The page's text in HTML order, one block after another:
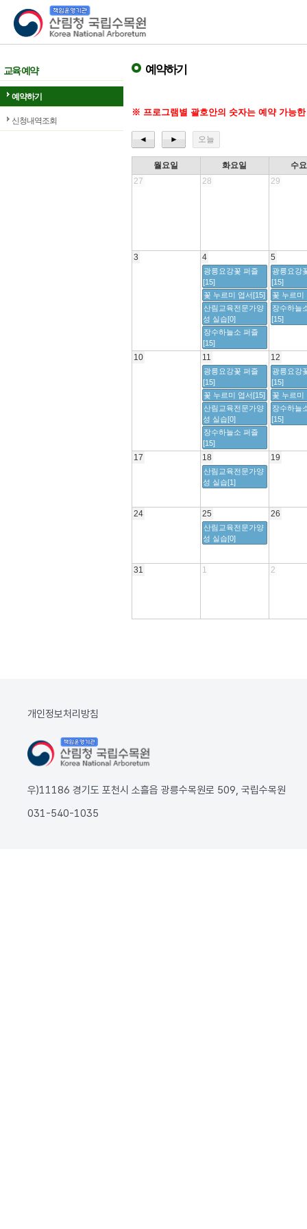
산림청 국립수목원
교육 예약
예약하기
신청내역조회
예약하기
※ 프로그램별 괄호안의 숫자는 예약 가능
◄ ► 오늘
월요일 화요일
수
27
28 29
3 4 5
10 11 12
17 18 19
24 25 26
31 1 2
광릉요강꽃 퍼즐
[15]
광릉요강
[15]
꽃 누르미 엽서[15]
꽃 누르미
산림교육전문가양
성 실습[0]
장수하늘
[15]
장수하늘소 퍼즐
[15]
광릉요강꽃 퍼즐
[15]
광릉요강
[15]
꽃 누르미 엽서[15]
꽃 누르미
산림교육전문가양
성 실습[0]
장수하늘
[15]
장수하늘소 퍼즐
[15]
산림교육전문가양
성 실습[1]
산림교육전문가양
성 실습[0]
개인정보처리방침
우)11186 경기도 포천시 소흘읍 광릉수목원로 509, 국립수목원
031-540-1035